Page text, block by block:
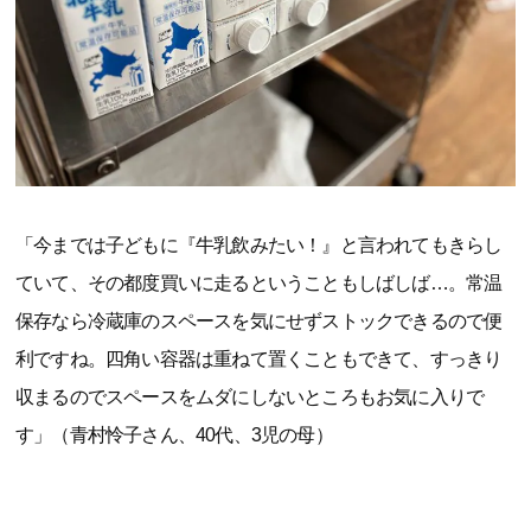
「今までは子どもに『牛乳飲みたい！』と言われてもきらし
ていて、その都度買いに走るということもしばしば…。常温
保存なら冷蔵庫のスペースを気にせずストックできるので便
利ですね。四角い容器は重ねて置くこともできて、すっきり
収まるのでスペースをムダにしないところもお気に入りで
す」（青村怜子さん、40代、3児の母）